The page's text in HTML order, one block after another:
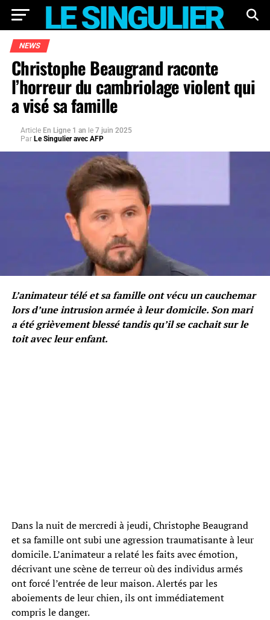
NEWS
Christophe Beaugrand raconte
l’horreur du cambriolage violent qui
a visé sa famille
Article En Ligne 1 an le 7 juin 2025
Par Le Singulier avec AFP
L’animateur télé et sa famille ont vécu un cauchemar
lors d’une intrusion armée à leur domicile. Son mari
a été grièvement blessé tandis qu’il se cachait sur le
toit avec leur enfant.
Dans la nuit de mercredi à jeudi, Christophe Beaugrand
et sa famille ont subi une agression traumatisante à leur
domicile. L’animateur a relaté les faits avec émotion,
décrivant une scène de terreur où des individus armés
ont forcé l’entrée de leur maison. Alertés par les
aboiements de leur chien, ils ont immédiatement
compris le danger.